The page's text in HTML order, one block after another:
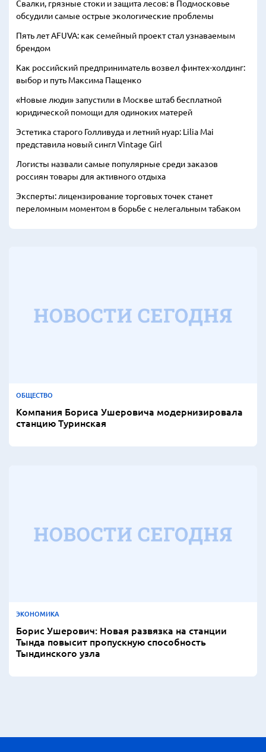
Свалки, грязные стоки и защита лесов: в Подмосковье
обсудили самые острые экологические проблемы
Пять лет AFUVA: как семейный проект стал узнаваемым
брендом
Как российский предприниматель возвел финтех-холдинг:
выбор и путь Максима Пащенко
«Новые люди» запустили в Москве штаб бесплатной
юридической помощи для одиноких матерей
Эстетика старого Голливуда и летний нуар: Lilia Mai
представила новый сингл Vintage Girl
Логисты назвали самые популярные среди заказов
россиян товары для активного отдыха
Эксперты: лицензирование торговых точек станет
переломным моментом в борьбе с нелегальным табаком
ОБЩЕСТВО
Компания Бориса Ушеровича модернизировала
станцию Туринская
ЭКОНОМИКА
Борис Ушерович: Новая развязка на станции
Тында повысит пропускную способность
Тындинского узла